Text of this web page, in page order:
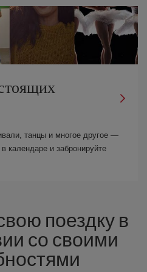
танцы и многое другое —
календаре и забронируйте
поездку в
со своими